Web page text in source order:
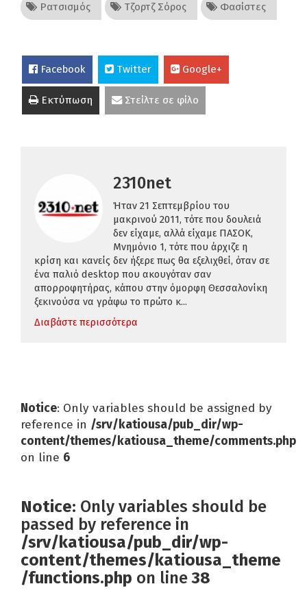
Ρατσισμός Τζορτζ Σόρος Φασίστες
Facebook Twitter Google+
Εκτύπωση Στείλτε σε φίλο
2310net
Ήταν 21 Σεπτεμβρίου του
μακρινού 2011, τότε που δουλειά
δεν είχαμε, αλλά είχαμε ΠΑΣΟΚ,
Μνημόνιο 1, τότε που άρχιζε η
κρίση και κανείς δεν ήξερε πως θα εξελιχθεί, όταν σε
ένα παλιό desktop που ακουγόταν σαν
απορροφητήρας, κάπου στην όμορφη Θεσσαλονίκη
ξεκινούσα να γράφω το πρώτο κ...
Διαβάστε περισσότερα
Notice: Only variables should be assigned by
reference in /srv/katiousa/pub_dir/wp-
content/themes/katiousa_theme/comments.php
on line 6
Notice: Only variables should be
passed by reference in
/srv/katiousa/pub_dir/wp-
content/themes/katiousa_theme
/functions.php on line38